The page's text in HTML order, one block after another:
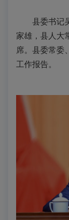
县委书记吴
家雄，县人大
席。县委常委
工作报告。